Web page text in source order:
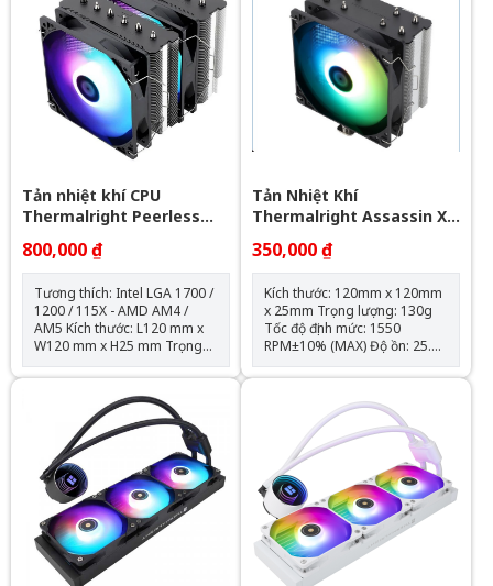
thọ quạt: 40.000 giờ Độ ồn:
31.5dBA Vòng bi: Hydraulic
Tuổi thọ máy bơm: 30.000 giờ
Độ ồn: 30dBA Tốc độ bơm:
2400 +- 10%
và remote
Tản nhiệt khí CPU
Thermalright Peerless
Assassin 120 SE ARGB
(Đen, 2 Tháp)
800,000 ₫
Tương thích: Intel LGA 1700 /
1200 / 115X - AMD AM4 /
AM5 Kích thước: L120 mm x
W120 mm x H25 mm Trọng
lượng: 120g Tốc độ định mức:
1550 RPM ± 10% (MAX) Mức
ồn: 25,6 dBA Lưu lượng
không khí: 66,17 CFM (MAX)
Áp suất không khí: 1,53mm
H2O (MAX) Ampe: 0.20 A Đầu
nối: 4 Pin (Đầu nối quạt PWM)
Đầu nối ARGB sync main
board: 3 PIN 5V ( sản phẩm
không kèm theo hub điều
khiển led) Loại vòng bi: Vòng
bi S-FDB
Tản Nhiệt Khí
Thermalright Assassin X
120 Refined SE RGB V2
350,000 ₫
Kích thước: 120mm x 120mm
x 25mm Trọng lượng: 130g
Tốc độ định mức: 1550
RPM±10% (MAX) Độ ồn: 25.6
dBA Lưu lượng không khí:
66,17 CFM (MAX) Áp suất
không khí: 1.53mm H2O
4 chân (đầu nối quạt PWM)
Loại vòng bi: Vòng bi S-FDB